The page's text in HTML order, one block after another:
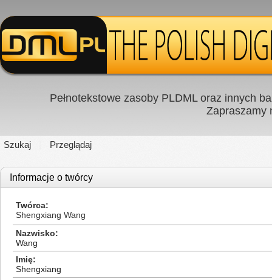
Pełnotekstowe zasoby PLDML oraz innych
Zapraszamy
Szukaj Przeglądaj
Informacje o twórcy
Twórca
Shengxiang Wang
Nazwisko
Wang
Imię
Shengxiang